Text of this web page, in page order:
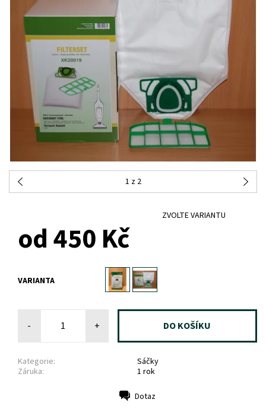
1 z 2
ZVOLTE VARIANTU
od 450 Kč
VARIANTA
- +
Kategorie:
Sáčky
Záruka:
1 rok
Dotaz